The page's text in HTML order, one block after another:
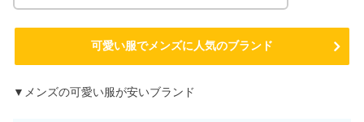
可愛い服でメンズに人気のブランド
▼メンズの可愛い服が安いブランド